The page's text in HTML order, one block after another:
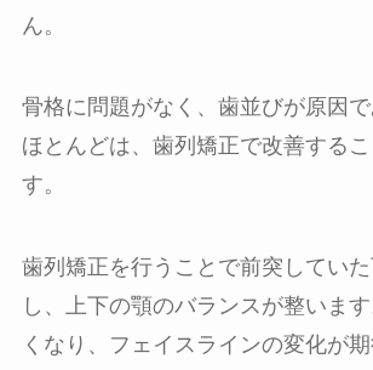
ん。
骨格に問題がなく、歯並びが原因
ほとんどは、歯列矯正で改善する
す。
歯列矯正を行うことで前突してい
し、上下の顎のバランスが整いま
くなり、フェイスラインの変化が